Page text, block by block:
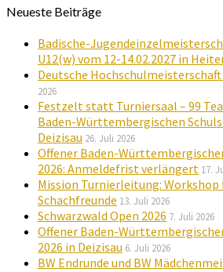
Neueste Beiträge
Badische-
U12(w) vom 12-14.02.2027 in
Deutsche
2026
Festzelt statt Turniersaal – 99
Baden-Württembergischen
Deizisau 26. Juli 2026
Offener Baden-
2026: Anmeldefrist verlängert 17.
Mission Turnierleitung: Workshop
Schachfreunde 13. Juli 2026
Schwarzwald Open 2026 7. Juli 2026
Offener Baden-
2026 in Deizisau 6. Juli 2026
BW Endrunde und BW